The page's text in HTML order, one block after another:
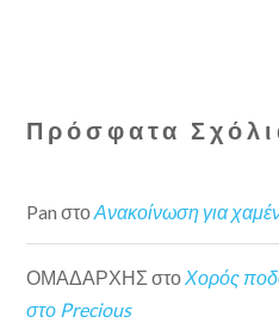
Πρόσφατα
Pan στοΑνακοίνωση για
ΟΜΑΔΑΡΧΗΣ στοΧορός
στο Precious